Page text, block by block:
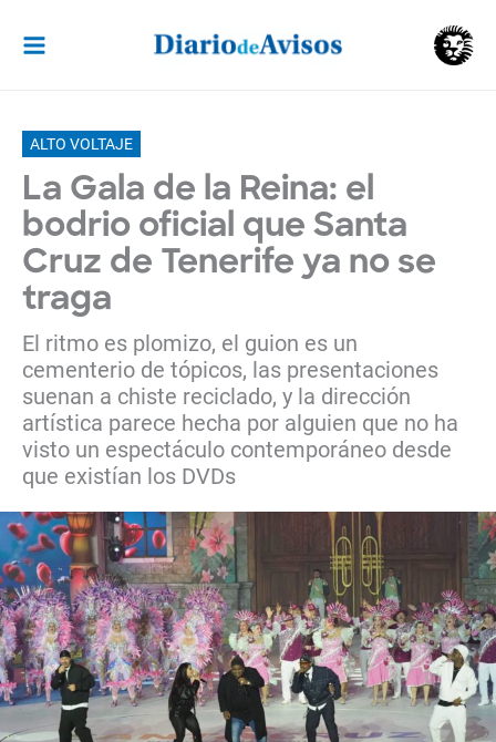
contenido
ALTO VOLTAJE
La Gala de la Reina: el
bodrio oficial que Santa
Cruz de Tenerife ya no se
traga
El ritmo es plomizo, el guion es un
cementerio de tópicos, las presentaciones
suenan a chiste reciclado, y la dirección
artística parece hecha por alguien que no ha
visto un espectáculo contemporáneo desde
que existían los DVDs